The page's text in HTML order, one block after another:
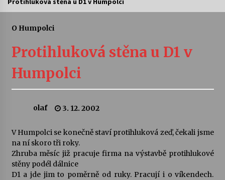
kapkou
Veselí muzikanti
Pozvánka na integrační festival Quijotova
šedesátka: 28. 7.–1. 8. 2026
28. 7. 2026
O Humpolci
Protihluková stěna u D1 v
Humpolci
olaf 3. 12. 2002
V Humpolci se konečně staví protihluková zeď, čekali jsme
na ní skoro tři roky.
Zhruba měsíc již pracuje firma na výstavbě protihlukové
stěny podél dálnice
D1 a jde jim to poměrně od ruky. Pracují i o víkendech.